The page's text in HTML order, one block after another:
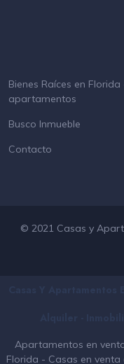
Bienes Raíces en
apartamentos
Busco Inmueble
Contacto
© 2021 Casas y
Apartamentos en
Florida - Casas en venta